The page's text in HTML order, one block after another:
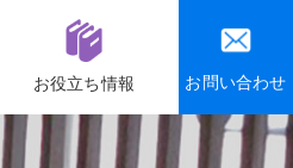
お役立ち情報 お問い合わせ